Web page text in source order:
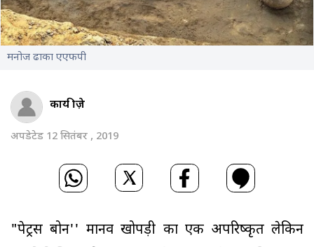
मनोज ढाका एएफपी
काय फ्रीज़े
अपडेटेड 12 सितंबर , 2019
"पेट्रस बोन'' मानव खोपड़ी का एक अपरिष्कृत लेकिन